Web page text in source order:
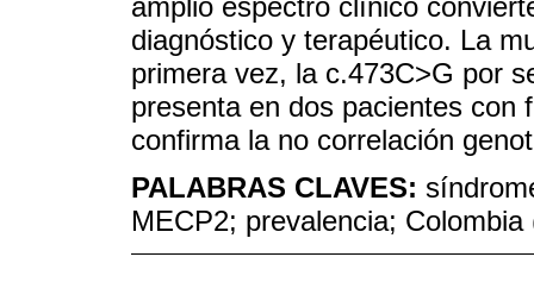
diagnóstico y terapéutico. La
primera vez, la c.473C>G por
presenta en dos pacientes con
confirma la no correlación
PALABRAS CLAVES:
MECP2; prevalencia; Colombia